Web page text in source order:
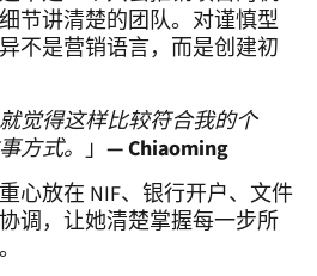
节讲清楚的团队。对谨慎型
不是营销语言，而是创建初
觉得这样比较符合我的个
方式。 」 — Chiaoming
心放在 NIF、银行开户、文件
调，让她清楚掌握每一步所